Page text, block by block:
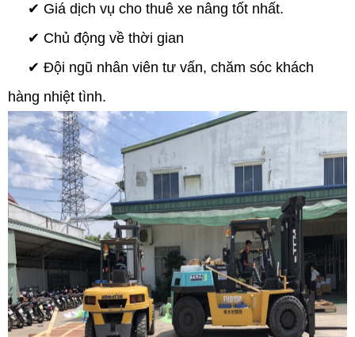
✔︎ Giá dịch vụ cho thuê xe nâng tốt nhất.
✔︎ Chủ động về thời gian
✔︎ Đội ngũ nhân viên tư vấn, chăm sóc khách
hàng nhiệt tình.